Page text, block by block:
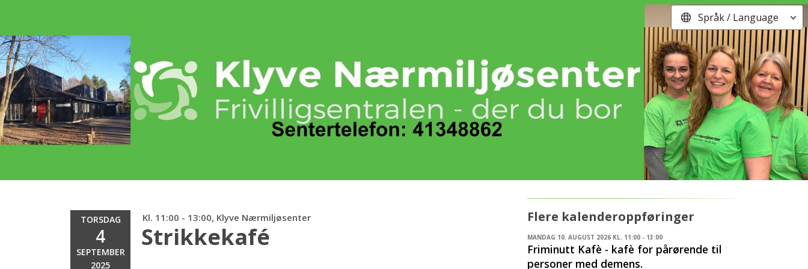
Språk / Language
TORSDAG
4
SEPTEMBER
2025
Kl. 11:00 - 13:00, Klyve Nærmiljøsenter
Strikkekafé
Flere kalenderoppføringer
MANDAG 10. AUGUST 2026 KL. 11:00 - 13:00
Friminutt Kafè - kafè for pårørende til
personer med demens.